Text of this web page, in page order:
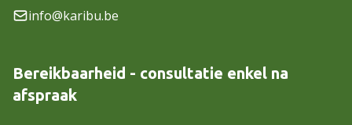
info@karibu.be
Bereikbaarheid - consultatie enkel na
afspraak